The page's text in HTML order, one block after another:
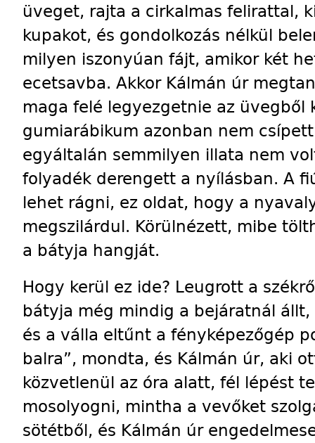
üveget, rajta a cirkalmas felirattal,
kupakot, és gondolkozás nélkül
milyen iszonyúan fájt, amikor két
ecetsavba. Akkor Kálmán úr
maga felé legyezgetnie az üvegből
gumiarábikum azonban nem
egyáltalán semmilyen illata nem
folyadék derengett a nyílásban. A
lehet rágni, ez oldat, hogy a
megszilárdul. Körülnézett, mibe
a bátyja hangját.
Hogy kerül ez ide? Leugrott a
bátyja még mindig a bejáratnál
és a válla eltűnt a fényképezőgép
balra”, mondta, és Kálmán úr, aki
közvetlenül az óra alatt, fél lépést
mosolyogni, mintha a vevőket
sötétből, és Kálmán úr